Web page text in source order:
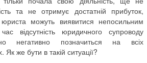
та не отримує достатній прибуток,
можуть виявитися непосильним
відсутність юридичного супроводу
негативно позначиться на всіх
Як же бути в такій ситуації?